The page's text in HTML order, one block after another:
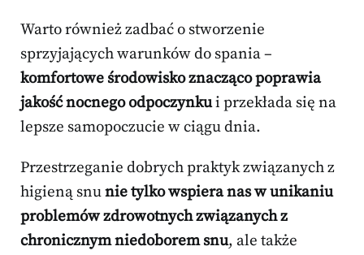
Warto również zadbać o stworzenie
sprzyjających warunków do spania –
komfortowe środowisko znacząco poprawia
jakość nocnego odpoczynkui przekłada się na
lepsze samopoczucie w ciągu dnia.
Przestrzeganie dobrych praktyk związanych z
higieną snunie tylko wspiera nas w unikaniu
problemów zdrowotnych związanych z
chronicznym niedoborem snu, ale także